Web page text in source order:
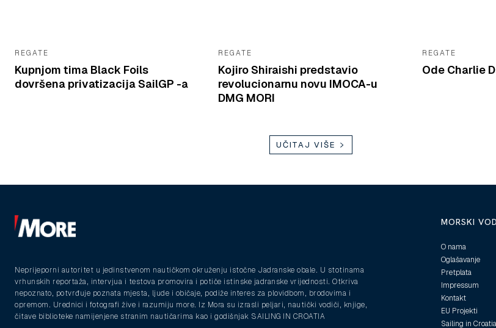
REGATE
Kupnjom tima Black Foils
dovršena privatizacija SailGP -a
REGATE
Kojiro Shiraishi predstavio
revolucionarnu novu IMOCA-u
DMG MORI
REGATE
Ode Charlie
UČITAJ VIŠE
Neprijeporni autoritet u jedinstvenom nautičkom okruženju istočne Jadranske obale. U stotinama
vrhunskih reportaža, intervjua i testova promovira i potiče istinske jadranske vrijednosti. Otkriva
nepoznato, potvrđuje poznata mjesta, ljude i običaje, podiže interes za plovidbom, brodovima i
opremom. Urednici i fotografi žive i razumiju more. Iz Mora su izrasli peljari, nautički vodiči, knjige,
čitave biblioteke namijenjene stranim nautičarima kao i godišnjak SAILING IN CROATIA
MORSKI
O nama
Oglašavanje
Pretplata
Impressum
Kontakt
EU Projekti
Sailing in Croatia